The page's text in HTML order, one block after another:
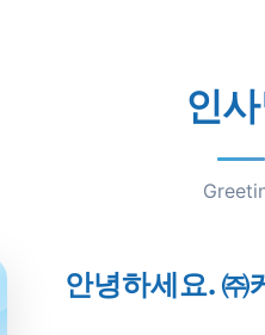
인
안녕하세요. ㈜